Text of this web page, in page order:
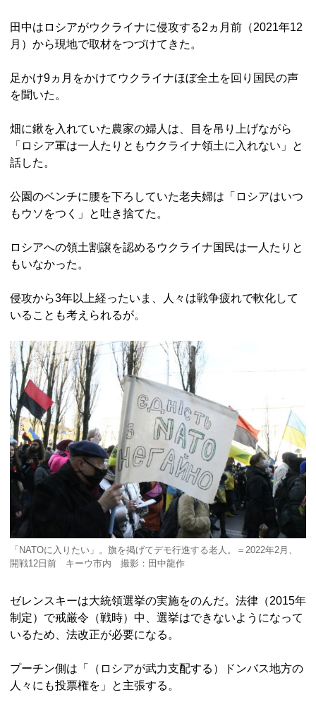
田中はロシアがウクライナに侵攻する2ヵ月前（2021年12
月）から現地で取材をつづけてきた。
足かけ9ヵ月をかけてウクライナほぼ全土を回り国民の声
を聞いた。
畑に鍬を入れていた農家の婦人は、目を吊り上げながら
「ロシア軍は一人たりともウクライナ領土に入れない」と
話した。
公園のベンチに腰を下ろしていた老夫婦は「ロシアはいつ
もウソをつく」と吐き捨てた。
ロシアへの領土割譲を認めるウクライナ国民は一人たりと
もいなかった。
侵攻から3年以上経ったいま、人々は戦争疲れで軟化して
いることも考えられるが。
「NATOに入りたい」。旗を掲げてデモ行進する老人。＝2022年2月、
開戦12日前 キーウ市内 撮影：田中龍作
ゼレンスキーは大統領選挙の実施をのんだ。法律（2015年
制定）で戒厳令（戦時）中、選挙はできないようになって
いるため、法改正が必要になる。
プーチン側は「（ロシアが武力支配する）ドンバス地方の
人々にも投票権を」と主張する。